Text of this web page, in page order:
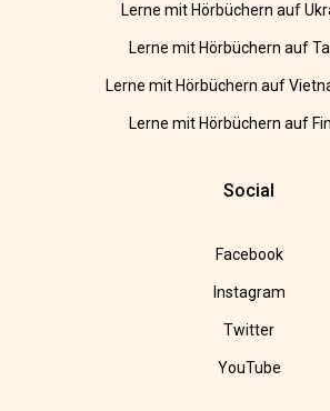
Lerne mit Hörbüchern auf
Lerne mit Hörbüchern auf
Lerne mit Hörbüchern auf
Lerne mit Hörbüchern auf
Social
Facebook
Instagram
Twitter
YouTube